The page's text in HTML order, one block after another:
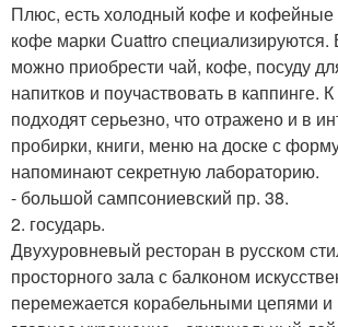
Плюс, есть холодный кофе и кофейные
кофе марки Cuattro специализируются.
можно приобрести чай, кофе, посуду
напитков и поучаствовать в каппинге.
подходят серьезно, что отражено и в
пробирки, книги, меню на доске с
напоминают секретную лабораторию.
- большой сампсониевский пр. 38.
2. государь.
Двухуровневый ресторан в русском
просторного зала с балконом
перемежается корабельными цепями и